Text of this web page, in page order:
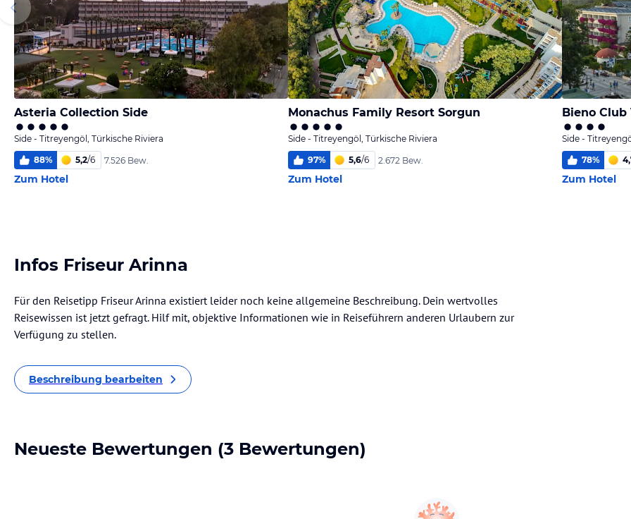
Asteria Collection Side
Side - Titreyengöl, Türkische Riviera
88% 5,2/6 7.526 Bew.
Zum Hotel
Monachus Family Resort Sorgun
Side - Titreyengöl, Türkische Riviera
97% 5,6/6 2.672 Bew.
Zum Hotel
Bieno Club
Side -
78%
Zum Hotel
Infos Friseur Arinna
Für den Reisetipp Friseur Arinna existiert leider noch keine allgemeine Beschreibung. Dein wertvolles
Reisewissen ist jetzt gefragt. Hilf mit, objektive Informationen wie in Reiseführern anderen Urlaubern zur
Verfügung zu stellen.
Beschreibung bearbeiten
Neueste Bewertungen (3 Bewertungen)